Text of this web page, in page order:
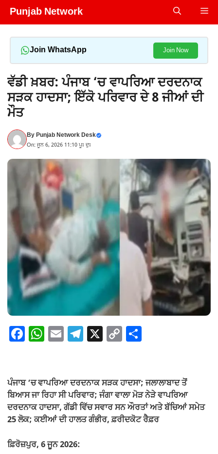
Skip
Punjab Network
Join WhatsApp Join Now
ਵੱਡੀ ਖ਼ਬਰ: ਪੰਜਾਬ ‘ਚ ਵਾਪਰਿਆ ਦਰਦਨਾਕ
ਸੜਕ ਹਾਦਸਾ; ਇੱਕੋ ਪਰਿਵਾਰ ਦੇ 8 ਜੀਆਂ ਦੀ
ਮੌਤ
ByPunjab Network Desk
On: ਜੂਨ 6, 2026 11:10 ਪੂਃ ਦੁਃ
F
e
b
o
o
k
W
s
A
p
p
E T
gr
a
m
X C
y
Li
n
k
e
ਪੰਜਾਬ ‘ਚ ਵਾਪਰਿਆ ਦਰਦਨਾਕ ਸੜਕ ਹਾਦਸਾ;ਜਲਾਲਾਬਾਦ ਤੋਂ
ਬਿਆਸ ਜਾ ਰਿਹਾ ਸੀ ਪਰਿਵਾਰ; ਜੰਗਾ ਵਾਲਾ ਮੋੜ ਨੇੜੇ ਵਾਪਰਿਆ
ਦਰਦਨਾਕ ਹਾਦਸਾ, ਗੱਡੀ ਵਿੱਚ ਸਵਾਰ ਸਨ ਔਰਤਾਂ ਅਤੇ ਬੱਚਿਆਂ ਸਮੇਤ
25 ਲੋਕ; ਕਈਆਂ ਦੀ ਹਾਲਤ ਗੰਭੀਰ, ਫ਼ਰੀਦਕੋਟ ਰੈਫ਼ਰ
ਫ਼ਿਰੋਜ਼ਪੁਰ, 6 ਜੂਨ 2026: